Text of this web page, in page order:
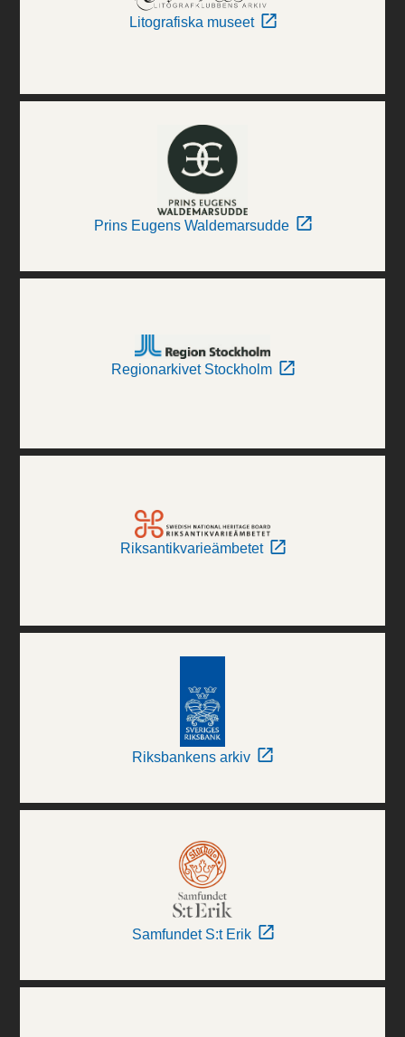
Litografiska museet
Prins Eugens Waldemarsudde
Regionarkivet Stockholm
Riksantikvarieämbetet
Riksbankens arkiv
Samfundet S:t Erik